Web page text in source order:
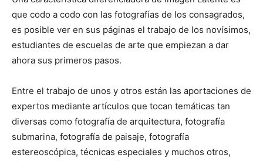
que codo a codo con las fotografías de los consagrados,
es posible ver en sus páginas el trabajo de los novísimos,
estudiantes de escuelas de arte que empiezan a dar
ahora sus primeros pasos.
Entre el trabajo de unos y otros están las aportaciones de
expertos mediante artículos que tocan temáticas tan
diversas como fotografía de arquitectura, fotografía
submarina, fotografía de paisaje, fotografía
estereoscópica, técnicas especiales y muchos otros,